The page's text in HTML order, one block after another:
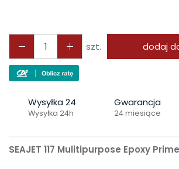
szt. dodaj
Wysyłka 24
Wysyłka 24h
Gwarancja
24 miesiące
SEAJET 117 Mulitipurpose Epoxy